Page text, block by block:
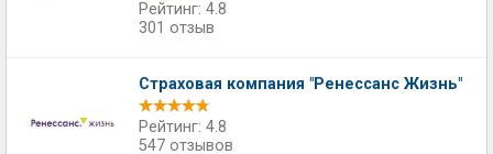
Рейтинг: 4.8
301 отзыв
Страховая компания "Ренессанс Жизнь"
Рейтинг: 4.8
547 отзывов